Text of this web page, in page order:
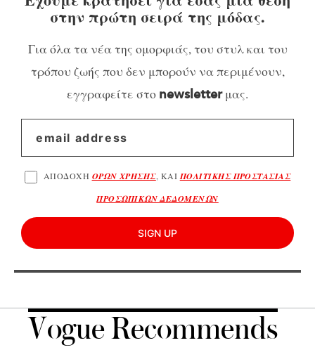
στην πρώτη σειρά της μόδας.
Για όλα τα νέα της ομορφιάς, του στυλ και του
τρόπου ζωής που δεν μπορούν να περιμένουν,
εγγραφείτε στο newsletterμας.
ΑΠΟΔΟΧΗ ΟΡΩΝ ΧΡΗΣΗΣ, ΚΑΙΠΟΛΙΤΙΚΗΣ ΠΡΟΣΤΑΣΙΑΣ
ΠΡΟΣΩΠΙΚΩΝ ΔΕΔΟΜΕΝΩΝ
SIGN UP
Vogue Recommends